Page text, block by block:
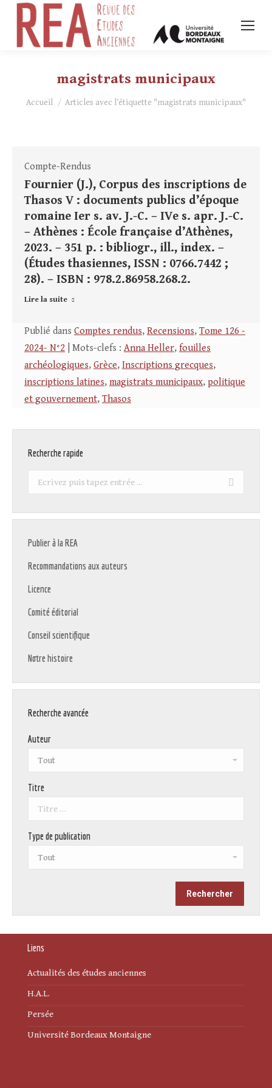
magistrats municipaux
Vous êtes ici :
Accueil Articles avec l’étiquette "magistrats municipaux"
Compte-Rendus
Fournier (J.), Corpus des inscriptions de
Thasos V : documents publics d’époque
romaine Ier s. av. J.-C. – IVe s. apr. J.-C.
– Athènes : École française d’Athènes,
2023. – 351 p. : bibliogr., ill., index. –
(Études thasiennes, ISSN : 0766.7442 ;
28). – ISBN : 978.2.86958.268.2.
Lire la suite
Publié dans Comptes rendus, Recensions, Tome 126 -
2024- N°2 | Mots-clefs : Anna Heller, fouilles
archéologiques, Grèce, Inscriptions grecques,
inscriptions latines, magistrats municipaux, politique
et gouvernement, Thasos
Recherche rapide
Recherche
Publier à la REA
Recommandations aux auteurs
Licence
Comité éditorial
Conseil scientifique
Notre histoire
Recherche avancée
Auteur
Titre
Type de publication
Liens
Actualités des études anciennes
H.A.L.
Persée
Université Bordeaux Montaigne